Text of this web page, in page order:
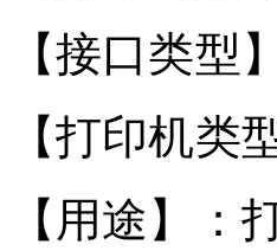
【接口类型
【打印机类
【用途】：